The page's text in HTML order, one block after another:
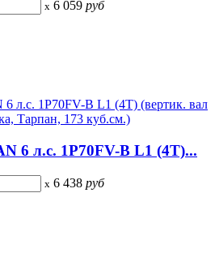
x 6 059 руб
6 л.с. 1Р70FV-B L1 (4Т)...
x 6 438 руб